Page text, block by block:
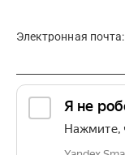
Электронная почта: